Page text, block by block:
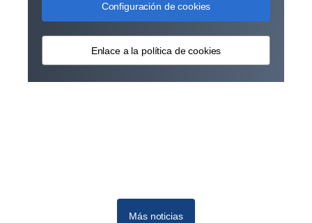
Configuración de cookies
Enlace a la política de cookies
Más noticias